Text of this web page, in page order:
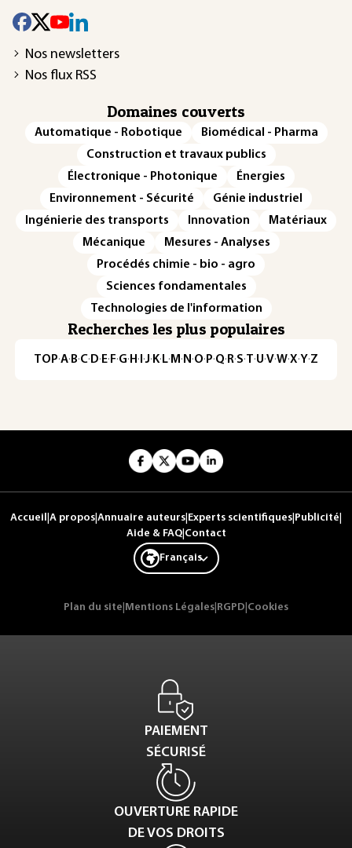
Nos newsletters
Nos flux RSS
Domaines couverts
Automatique - Robotique
Biomédical - Pharma
Construction et travaux publics
Électronique - Photonique
Énergies
Environnement - Sécurité
Génie industriel
Ingénierie des transports
Innovation
Matériaux
Mécanique
Mesures - Analyses
Procédés chimie - bio - agro
Sciences fondamentales
Technologies de l'information
Recherches les plus populaires
TOP·A·B·C· D· E· F·G· H · ·J· K· L· M · N ·O· P·Q· R·S·T·U·V·W·X·Y·Z
Accueil A propos Annuaire auteurs Experts scientifiques Publicité
Aide & FAQ| Contact
Français
Plan du site Mentions Légales RGPD Cookies
PAIEMENT
SÉCURISÉ
OUVERTURE RAPIDE
DE VOS DROITS